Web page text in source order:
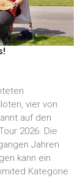
vier von
auf den
2026. Die
Jahren
kann ein
Kategorie